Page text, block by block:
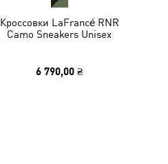
Кроссовки LaFrancé RNR
Camo Sneakers Unisex
6 790,00 ₴